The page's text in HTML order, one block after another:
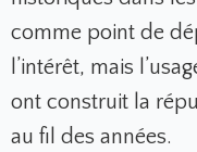
comme point de
l’intérêt, mais
ont construit la
au fil des années.